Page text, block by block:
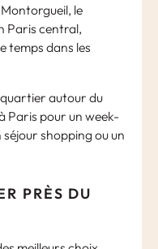
Montorgueil, le
Paris central,
temps dans les
autour du
Paris pour un week-
shopping ou un
PRÈS DU